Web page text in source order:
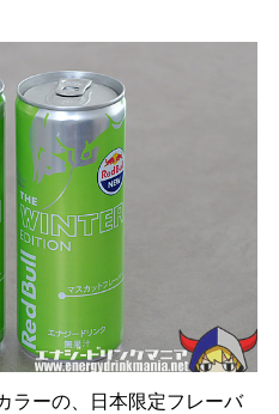
ラーの、日本限定フレーバ